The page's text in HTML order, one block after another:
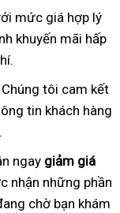
mức giá hợp lý
khuyến mãi hấp
Chúng tôi cam kết
tin khách hàng
ngay giảm giá
nhận những phần
chờ bạn khám